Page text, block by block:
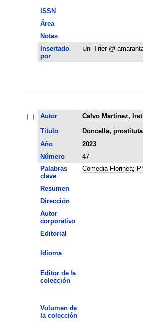
ISSN
Área
Notas
Insertado
por
Uni-Trier @
Autor
Calvo Martínez, Irati
Título
Doncella,
Año
2023
Número
47
Palabras
clave
Comedia Florinea;
Resumen
Dirección
Autor
corporativo
Editorial
Idioma
Editor de la
colección
Volumen de
la colección